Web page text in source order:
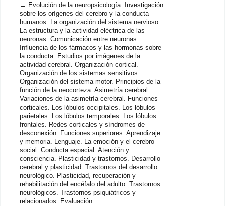
Evolución de la neuropsicología. Investigación
sobre los orígenes del cerebro y la conducta
humanos. La organización del sistema nervioso.
La estructura y la actividad eléctrica de las
neuronas. Comunicación entre neuronas.
Influencia de los fármacos y las hormonas sobre
la conducta. Estudios por imágenes de la
actividad cerebral. Organización cortical.
Organización de los sistemas sensitivos.
Organización del sistema motor. Principios de la
función de la neocorteza. Asimetría cerebral.
Variaciones de la asimetría cerebral. Funciones
corticales. Los lóbulos occipitales. Los lóbulos
parietales. Los lóbulos temporales. Los lóbulos
frontales. Redes corticales y síndromes de
desconexión. Funciones superiores. Aprendizaje
y memoria. Lenguaje. La emoción y el cerebro
social. Conducta espacial. Atención y
consciencia. Plasticidad y trastornos. Desarrollo
cerebral y plasticidad. Trastornos del desarrollo
neurológico. Plasticidad, recuperación y
rehabilitación del encéfalo del adulto. Trastornos
neurológicos. Trastornos psiquiátricos y
relacionados. Evaluación